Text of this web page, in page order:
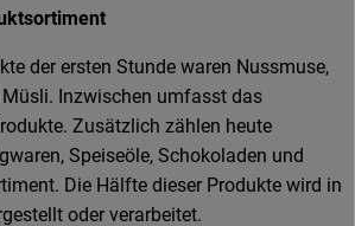
der ersten Stunde waren Nussmuse,
Inzwischen umfasst das
Zusätzlich zählen heute
Speiseöle, Schokoladen und
Die Hälfte dieser Produkte wird in
oder verarbeitet.